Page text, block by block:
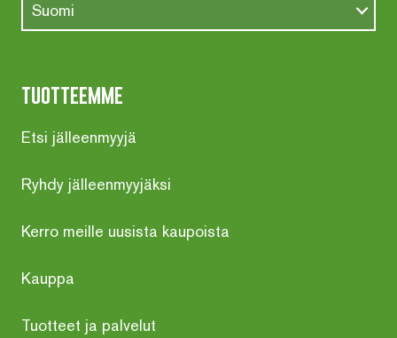
Suomi
tuotteemme
Etsi jälleenmyyjä
Ryhdy jälleenmyyjäksi
Kerro meille uusista kaupoista
Kauppa
Tuotteet ja palvelut